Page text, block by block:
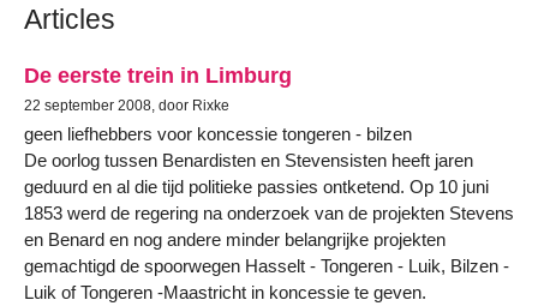
Articles
De eerste trein in Limburg
22 september 2008, door Rixke
geen liefhebbers voor koncessie tongeren - bilzen
De oorlog tussen Benardisten en Stevensisten heeft jaren
geduurd en al die tijd politieke passies ontketend. Op 10 juni
1853 werd de regering na onderzoek van de projekten Stevens
en Benard en nog andere minder belangrijke projekten
gemachtigd de spoorwegen Hasselt - Tongeren - Luik, Bilzen -
Luik of Tongeren -Maastricht in koncessie te geven.